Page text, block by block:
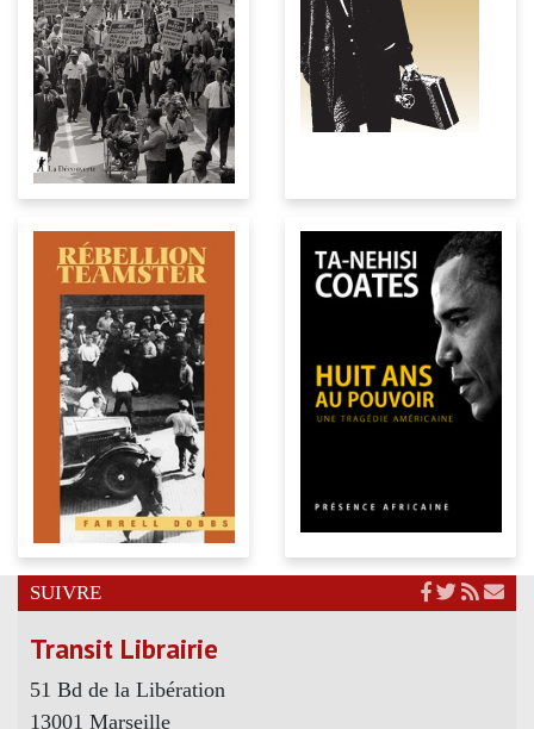
SUIVRE
Transit Librairie
51 Bd de la Libération
13001 Marseille